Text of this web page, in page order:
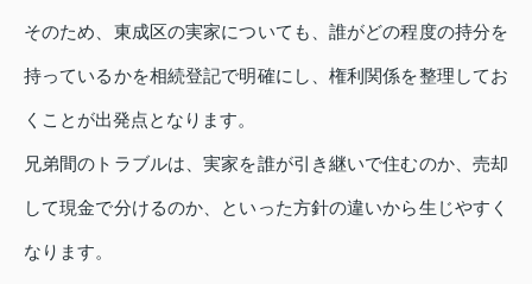
そのため、東成区の実家についても、誰がどの程度の持分を
持っているかを相続登記で明確にし、権利関係を整理してお
くことが出発点となります。
兄弟間のトラブルは、実家を誰が引き継いで住むのか、売却
して現金で分けるのか、といった方針の違いから生じやすく
なります。